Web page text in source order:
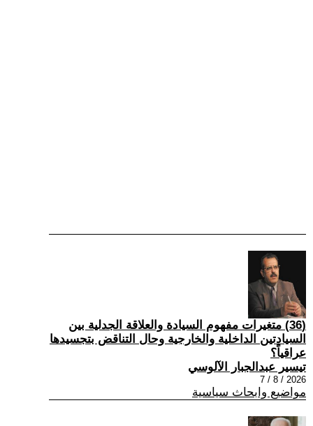
(36) متغيرات مفهوم السيادة والعلاقة الجدلية بين
السيادتين الداخلية والخارجية وحال التناقض بتجسيدها
عراقياً؟
تيسير عبدالجبار الآلوسي
2026 / 8 / 7
مواضيع وابحاث سياسية